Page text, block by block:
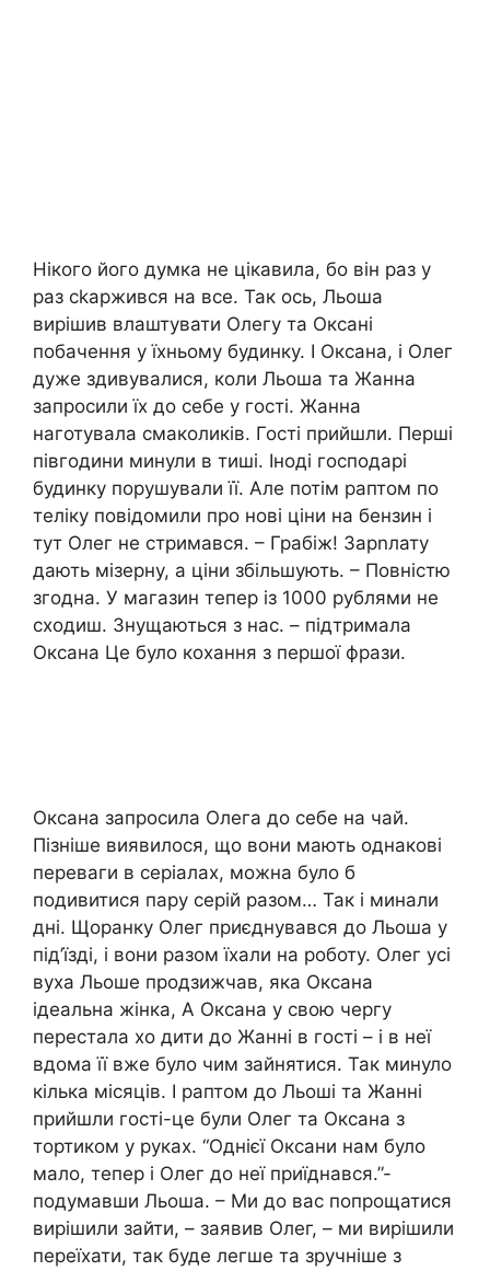
Нікого його думка не цікавила, бо він раз у
раз сkаржився на все. Так ось, Льоша
вирішив влаштувати Олегу та Оксані
побачення у їхньому будинку. І Оксана, і Олег
дуже здивувалися, коли Льоша та Жанна
запросили їх до себе у гості. Жанна
наготувала смаколиків. Гості прийшли. Перші
півгодини минули в тиші. Іноді господарі
будинку порушували її. Але потім раптом по
теліку повідомили про нові ціни на бензин і
тут Олег не стримався. – Грабіж! Зарnлату
дають мізерну, а ціни збільшують. – Повністю
згодна. У магазин тепер із 1000 рублями не
сходиш. Знущаються з нас. – підтримала
Оксана Це було кохання з першої фрази.
Оксана запросила Олега до себе на чай.
Пізніше виявилося, що вони мають однакові
переваги в серіалах, можна було б
подивитися пару серій разом… Так і минали
дні. Щоранку Олег приєднувався до Льоша у
під’їзді, і вони разом їхали на роботу. Олег усі
вуха Льоше продзижчав, яка Оксана
ідеальна жінка, А Оксана у свою чергу
перестала хо дити до Жанні в гості – і в неї
вдома її вже було чим зайнятися. Так минуло
кілька місяців. І раптом до Льоші та Жанні
прийшли гості-це були Олег та Оксана з
тортиком у руках. “Однієї Оксани нам було
мало, тепер і Олег до неї приїднався.”-
подумавши Льоша. – Ми до вас попрощатися
вирішили зайти, – заявив Олег, – ми вирішили
переїхати, так буде легше та зручніше з